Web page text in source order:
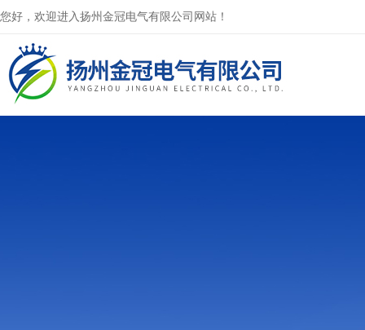
您好，欢迎进入扬州金冠电气有限公司网站！